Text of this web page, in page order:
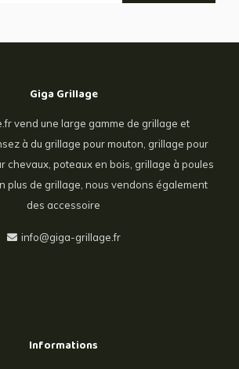
Giga Grillage
vend une large gamme de grillage et
à du grillage pour mouton, grillage pour
chevaux, poteaux en bois, grillage à poules
plus de grillage, nous vendons également
des accessoire
info@giga-grillage.fr
Informations